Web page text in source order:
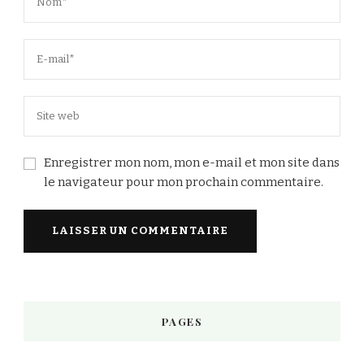
Enregistrer mon nom, mon e-mail et mon site dans
le navigateur pour mon prochain commentaire.
PAGES